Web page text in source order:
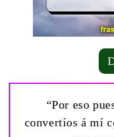
“Por eso
convertíos á mí